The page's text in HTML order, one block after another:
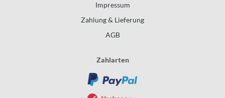
Impressum
Zahlung & Lieferung
AGB
Zahlarten